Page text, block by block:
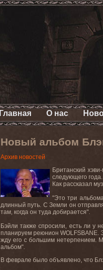
Главная О нас
Новый альбом
Архив новостей
Британский
следующего
Как рассказал
"Это три
длинный путь. С Земли он
там, когда он туда добирается".
Бэйли также спросили, есть ли у
планируем реюнионWOLFSBANE.
жду его с большим нетерпением.
альбом".
В феврале было объявлено, что